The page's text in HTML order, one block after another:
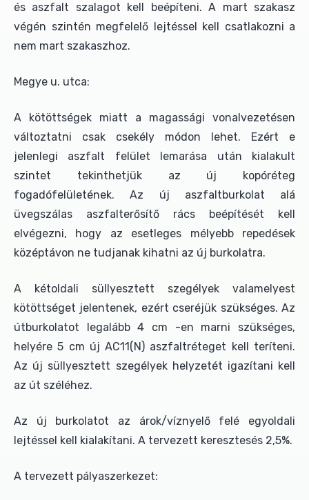
és aszfalt szalagot kell beépíteni. A mart szakasz
végén szintén megfelelő lejtéssel kell csatlakozni a
nem mart szakaszhoz.
Megye u. utca:
A kötöttségek miatt a magassági vonalvezetésen
változtatni csak csekély módon lehet. Ezért e
jelenlegi aszfalt felület lemarása után kialakult
szintet tekinthetjük az új kopóréteg
fogadófelületének. Az új aszfaltburkolat alá
üvegszálas aszfalterősítő rács beépítését kell
elvégezni, hogy az esetleges mélyebb repedések
középtávon ne tudjanak kihatni az új burkolatra.
A kétoldali süllyesztett szegélyek valamelyest
kötöttséget jelentenek, ezért cseréjük szükséges. Az
útburkolatot legalább 4 cm -en marni szükséges,
helyére 5 cm új AC11(N) aszfaltréteget kell teríteni.
Az új süllyesztett szegélyek helyzetét igazítani kell
az út széléhez.
Az új burkolatot az árok/víznyelő felé egyoldali
lejtéssel kell kialakítani. A tervezett keresztesés 2,5%.
A tervezett pályaszerkezet: